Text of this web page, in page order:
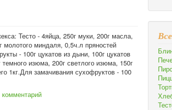
Тесто - 4яйца, 250г муки, 200г масла,
молотого миндаля, 0,5ч.л пряностей
- 100г цукатов из дыни, 100г цукатов
изюма, 200г светлого изюма, 150г
1кг.Для замачивания сухофруктов - 100
комментарий